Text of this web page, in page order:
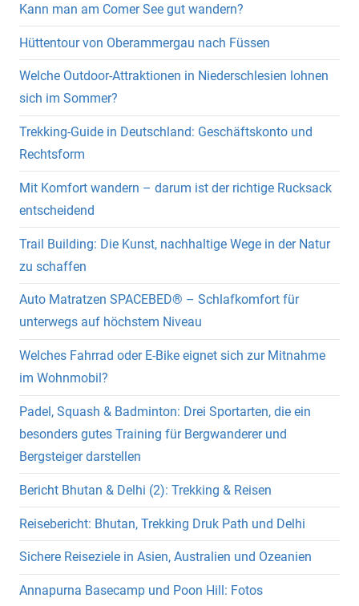
Kann man am Comer See gut wandern?
Hüttentour von Oberammergau nach Füssen
Welche Outdoor-Attraktionen in Niederschlesien lohnen
sich im Sommer?
Trekking-Guide in Deutschland: Geschäftskonto und
Rechtsform
Mit Komfort wandern – darum ist der richtige Rucksack
entscheidend
Trail Building: Die Kunst, nachhaltige Wege in der Natur
zu schaffen
Auto Matratzen SPACEBED® – Schlafkomfort für
unterwegs auf höchstem Niveau
Welches Fahrrad oder E-Bike eignet sich zur Mitnahme
im Wohnmobil?
Padel, Squash & Badminton: Drei Sportarten, die ein
besonders gutes Training für Bergwanderer und
Bergsteiger darstellen
Bericht Bhutan & Delhi (2): Trekking & Reisen
Reisebericht: Bhutan, Trekking Druk Path und Delhi
Sichere Reiseziele in Asien, Australien und Ozeanien
Annapurna Basecamp und Poon Hill: Fotos